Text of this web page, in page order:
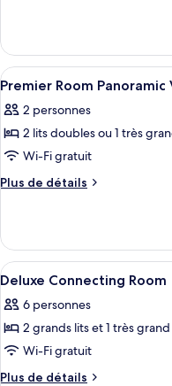
chambre :
Deluxe
Room
Deluxe
Room
Afficher
toutes
les
photos
pour
ce
chambre :
Premier
Room
Panoramic
Views
3
Premier Room Panoramic
2 personnes
2 lits doubles ou 1 très
Wi-Fi gratuit
Plus de détails
Plus
Premier
Room
Panoramic
Afficher
toutes
les
photos
pour
ce
2
Deluxe Connecting Room
6 personnes
2 grands lits et 1 très
Wi-Fi gratuit
Plus de détails
Plus